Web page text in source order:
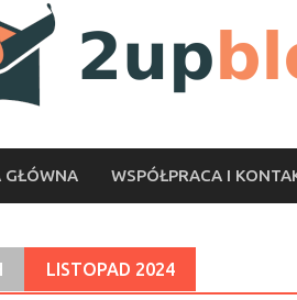
GŁÓWNA WSPÓŁPRACA I
LISTOPAD 2024